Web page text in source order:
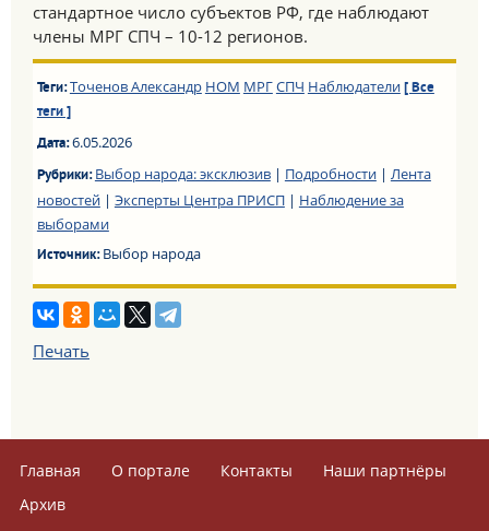
стандартное число субъектов РФ, где наблюдают
члены МРГ СПЧ – 10-12 регионов.
Теги:Точенов Александр НОМ МРГСПЧ Наблюдатели [ Все
теги ]
Дата:6.05.2026
Рубрики:Выбор народа: эксклюзив| Подробности| Лента
новостей| Эксперты Центра ПРИСП| Наблюдение за
выборами
Источник:Выбор народа
Печать
Главная О портале Контакты
Наши партнёры
Архив